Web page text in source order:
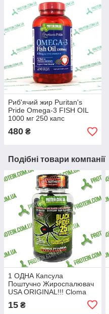
Риб'ячий жир Puritan's
Pride Omega-3 FISH OIL
1000 мг 250 капс
480 ₴
Подібні товари компанії
1 ОДНА Капсула
Поштучно Жироспалювач
USA ORIGINAL!!! Cloma
Pharma CPh Black Spider
25 ephedra
15 ₴